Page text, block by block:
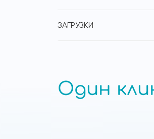
ЗАГРУЗКИ
Один